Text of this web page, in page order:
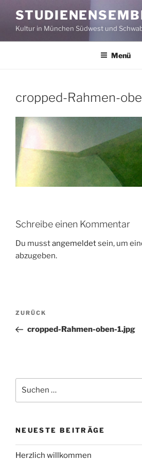
Inhalt
springenKultur in München Südwest und
Menü
cropped-Rahmen-
Schreibe einen Kommentar
Du musstangemeldetsein, um
abzugeben.
Beitrags-
Vorheriger
Beitrag
ZURÜCK
cropped-Rahmen-oben-1.jpg
nach:
NEUESTE BEITRÄGE
Herzlich willkommen